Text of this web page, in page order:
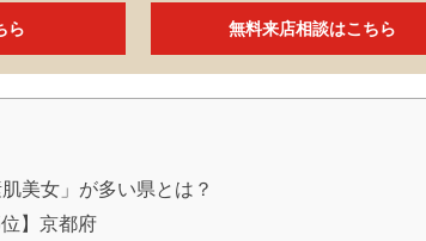
ら 無料来店相談はこちら
美女」が多い県とは？
】京都府